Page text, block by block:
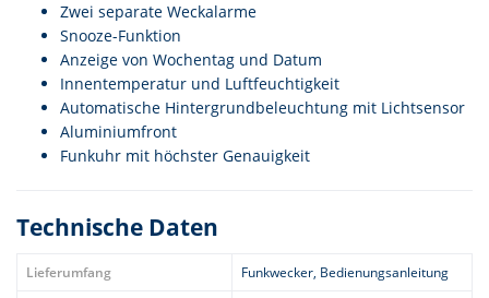
Zwei separate Weckalarme
Snooze-Funktion
Anzeige von Wochentag und Datum
Innentemperatur und Luftfeuchtigkeit
Automatische Hintergrundbeleuchtung mit Lichtsensor
Aluminiumfront
Funkuhr mit höchster Genauigkeit
Technische Daten
Lieferumfang Funkwecker, Bedienungsanleitung